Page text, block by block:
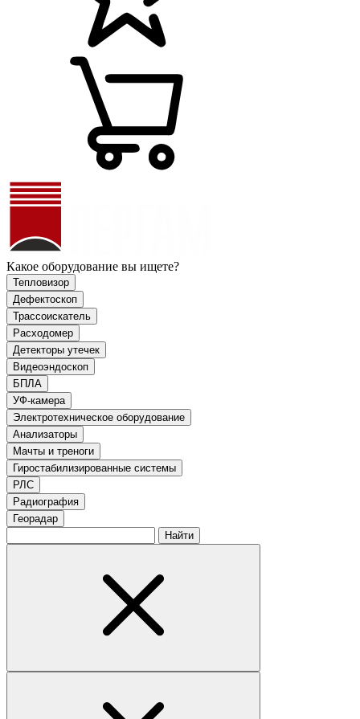
Какое оборудование вы ищете?
Тепловизор
Дефектоскоп
Трассоискатель
Расходомер
Детекторы утечек
Видеоэндоскоп
БПЛА
УФ-камера
Электротехническое оборудование
Анализаторы
Мачты и треноги
Гиростабилизированные системы
РЛС
Радиография
Георадар
Найти